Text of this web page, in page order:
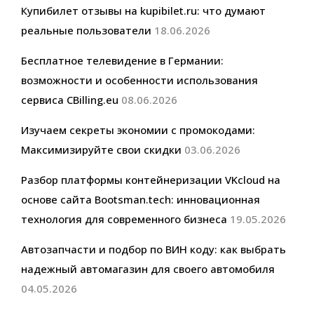
Купибилет отзывы на kupibilet.ru: что думают
реальные пользователи 18.06.2026
Бесплатное телевидение в Германии:
возможности и особенности использования
сервиса CBilling.eu 08.06.2026
Изучаем секреты экономии с промокодами:
Максимизируйте свои скидки 03.06.2026
Разбор платформы контейнеризации VKcloud на
основе сайта Bootsman.tech: инновационная
технология для современного бизнеса 19.05.2026
Автозапчасти и подбор по ВИН коду: как выбрать
надежный автомагазин для своего автомобиля
04.05.2026